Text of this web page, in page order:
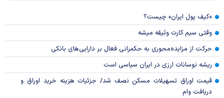
«کیف پول ایران» چیست؟
وقتی سیم کارت وثیقه میشه
حرکت از مزایده‌محوری به حکمرانی فعال بر دارایی‌های بانکی
ریشه نوسانات ارزی در ایران سیاسی است
قیمت اوراق تسهیلات مسکن نصف شد/ جزئیات هزینه خرید اوراق و
دریافت وام